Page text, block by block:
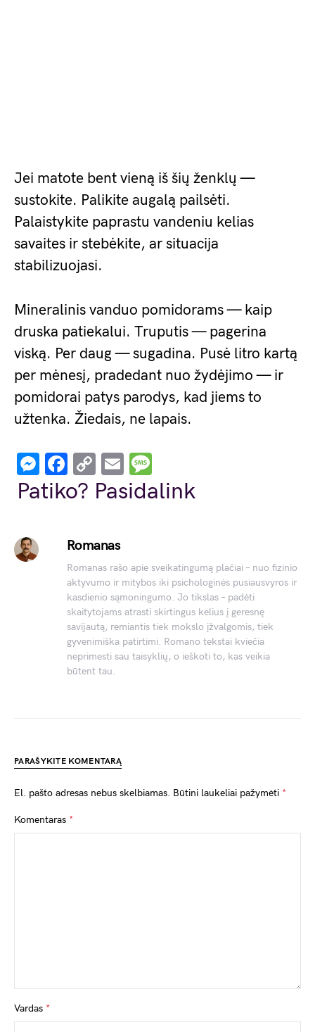
Jei matote bent vieną iš šių ženklų —
sustokite. Palikite augalą pailsėti.
Palaistykite paprastu vandeniu kelias
savaites ir stebėkite, ar situacija
stabilizuojasi.
Mineralinis vanduo pomidorams — kaip
druska patiekalui. Truputis — pagerina
viską. Per daug — sugadina. Pusė litro kartą
per mėnesį, pradedant nuo žydėjimo — ir
pomidorai patys parodys, kad jiems to
užtenka. Žiedais, ne lapais.
Messenger
Facebook
Copy
Link
Email
Patiko? Pasidalink
Romanas
Romanas rašo apie sveikatingumą plačiai – nuo fizinio
aktyvumo ir mitybos iki psichologinės pusiausvyros ir
kasdienio sąmoningumo. Jo tikslas – padėti
skaitytojams atrasti skirtingus kelius į geresnę
savijautą, remiantis tiek mokslo įžvalgomis, tiek
gyvenimiška patirtimi. Romano tekstai kviečia
neprimesti sau taisyklių, o ieškoti to, kas veikia
būtent tau.
PARAŠYKITE KOMENTARĄ
El. pašto adresas nebus skelbiamas. Būtini laukeliai pažymėti *
Komentaras *
Vardas *